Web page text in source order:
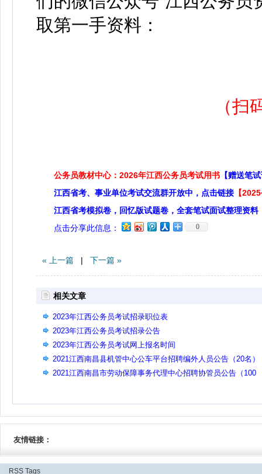
取第一手资料：
（扫
公务员教材中心：2026年江西公务员考试用书 【赠送笔
江西省考、事业单位考试交流群开放中，点击链接 【
江西省考模拟卷，回忆版试题卷，全套笔试面试整理资料
点击分享此信息：
0
« 上一篇 | 下一篇 »
相关文章
2023年江西公务员考试招录职位表
2023年江西公务员考试招录公告
2023年江西公务员考试网上报名时间
2021江西南昌县机管中心公车平台招聘编外人员公告（20名）
2021江西南昌市劳动保障事务代理中心招聘协管员公告（100
友情链接：
RSS Tags